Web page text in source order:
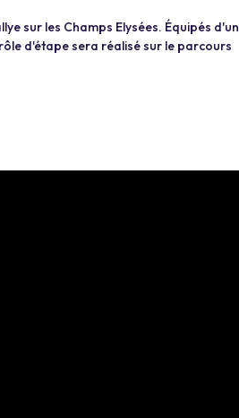
sur les Champs Elysées. Équipés d'un
d'étape sera réalisé sur le parcours